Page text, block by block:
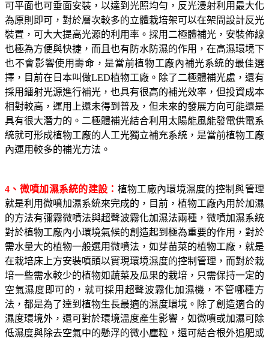
可平面也可垂面安裝，以達到光照均勻，反光漫射利用最大化
為原則即可，對於層次較多的立體栽培架可以在架間設計反光
裝置，可大大提高光源的利用率。採用二極體補光，安裝佈線
也極為方便與快捷，而且也有防水防濕的作用，在高濕環境下
也不會影響使用壽命，是當前植物工廠內補光系統的最佳選
擇，目前在日本叫做LED植物工廠。除了二極體補光處，還有
採用鐳射光源進行補光，也具有很高的補光效率，但投資成本
相對較高，運用上還未得到普及，但未來的發展方向可能還是
具有很大潛力的。二極體補光結合利用太陽能風能發電供電系
統就可形成植物工廠的人工光獨立補充系統，是當前植物工廠
內運用較多的補光方法。
4 、微噴加濕系統的建設： 植物工廠內環境濕度的控制與管理
就是利用微噴加濕系統來完成的，目前，植物工廠內用於加濕
的方法有彌霧微噴法與超聲波霧化加濕法兩種，微噴加濕系統
對於植物工廠內小環境氣候的創造起到極為重要的作用，對於
需水量大的植物一般選用微噴法，如芽苗菜的植物工廠，就是
在栽培床上方安裝噴頭以實現環境濕度的控制管理，而對於栽
培一些需水較少的植物如蔬菜及瓜果的栽培，只需保持一定的
空氣濕度即可的，就可採用超聲波霧化加濕機，不管哪種方
法，都是為了達到植物生長最適的濕度環境。除了創造適合的
濕度環境外，還可對於環境溫度產生影響，如微噴或加濕可除
低濕度與除去空氣中的懸浮的微小塵粒，還可結合根外追肥或